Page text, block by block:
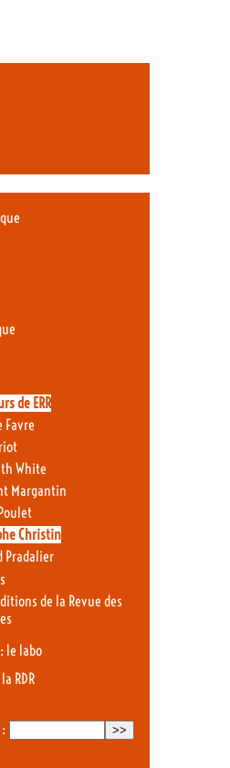
de ERR
Favre
White
Margantin
Christin
Pradalier
de la Revue des
le labo
RDR